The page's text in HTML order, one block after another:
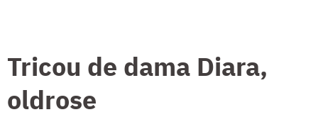
Tricou de dama Diara,
oldrose